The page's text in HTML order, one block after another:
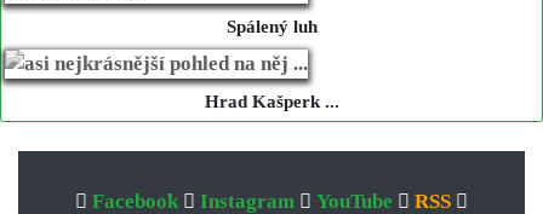
Spálený luh
Hrad Kašperk ...
Facebook Instagram YouTube
RSS